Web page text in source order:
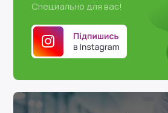
Специально для вас!